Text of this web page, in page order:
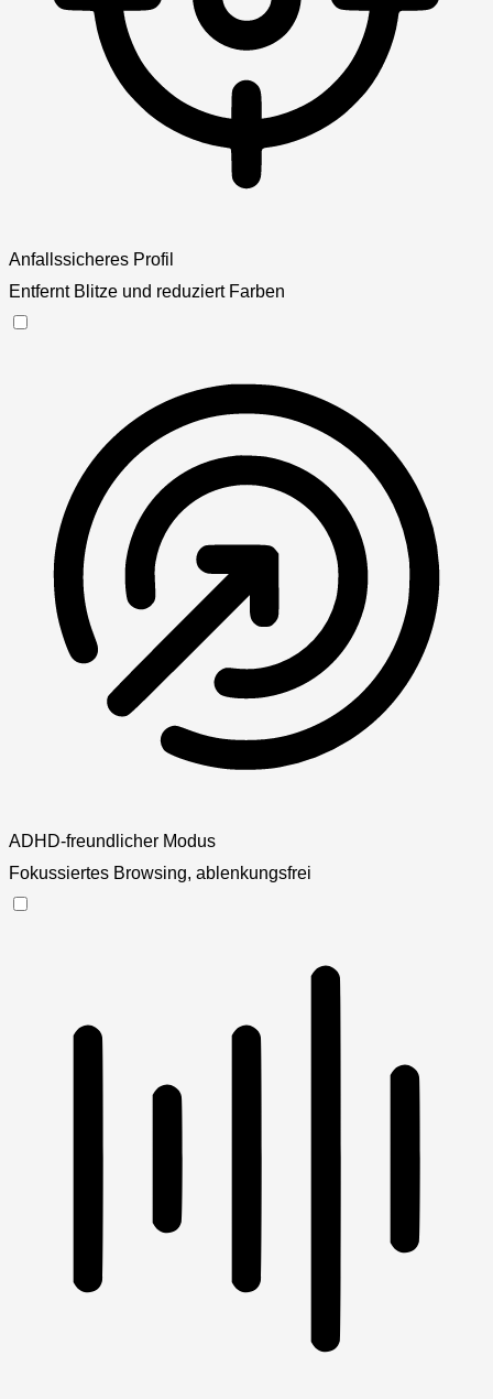
Anfallssicheres Profil
Entfernt Blitze und reduziert Farben
ADHD-freundlicher Modus
Fokussiertes Browsing, ablenkungsfrei